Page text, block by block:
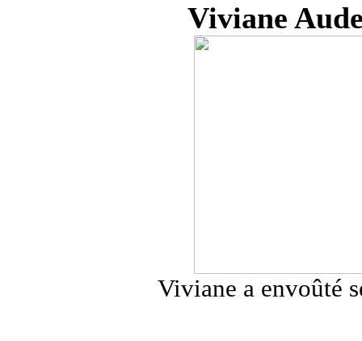
Viviane
Viviane a envoûté